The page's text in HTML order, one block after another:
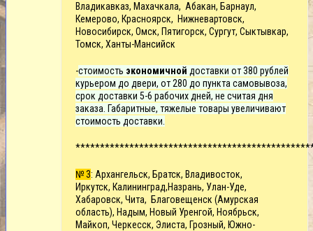
Владикавказ, Махачкала, Абакан, Барнаул,
Кемерово, Красноярск, Нижневартовск,
Новосибирск, Омск, Пятигорск, Сургут, Сыктывкар,
Томск, Ханты-Мансийск
-стоимость экономичной доставки от 380 рублей
курьером до двери, от 280 до пункта самовывоза,
срок доставки 5-6 рабочих дней, не считая дня
заказа. Габаритные, тяжелые товары увеличивают
стоимость доставки.
№ 3: Архангельск, Братск, Владивосток,
Иркутск, Калининград,Назрань, Улан-Уде,
Хабаровск, Чита, Благовещенск (Амурская
область), Надым, Новый Уренгой, Ноябрьск,
Майкоп, Черкесск, Элиста, Грозный, Южно-